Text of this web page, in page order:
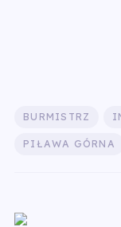
BURMISTRZ
PIŁAWA GÓRNA